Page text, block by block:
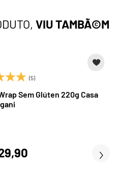
VIU TAMBÃ©M
(5)
Sem Glúten 220g Casa